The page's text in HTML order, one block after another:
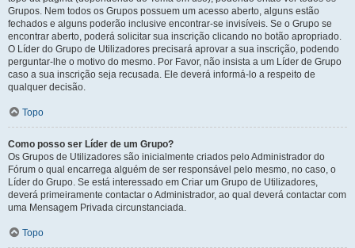
Grupos. Nem todos os Grupos possuem um acesso aberto, alguns estão
fechados e alguns poderão inclusive encontrar-se invisíveis. Se o Grupo se
encontrar aberto, poderá solicitar sua inscrição clicando no botão apropriado.
O Líder do Grupo de Utilizadores precisará aprovar a sua inscrição, podendo
perguntar-lhe o motivo do mesmo. Por Favor, não insista a um Líder de Grupo
caso a sua inscrição seja recusada. Ele deverá informá-lo a respeito de
qualquer decisão.
Topo
Como posso ser Líder de um Grupo?
Os Grupos de Utilizadores são inicialmente criados pelo Administrador do
Fórum o qual encarrega alguém de ser responsável pelo mesmo, no caso, o
Líder do Grupo. Se está interessado em Criar um Grupo de Utilizadores,
deverá primeiramente contactar o Administrador, ao qual deverá contactar com
uma Mensagem Privada circunstanciada.
Topo